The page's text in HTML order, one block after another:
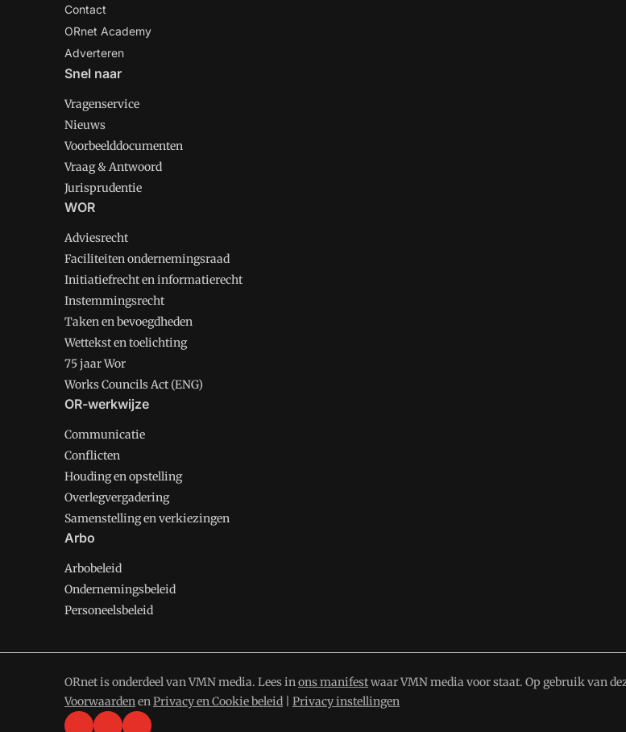
Contact
ORnet Academy
Adverteren
Snel naar
Vragenservice
Nieuws
Voorbeelddocumenten
Vraag & Antwoord
Jurisprudentie
WOR
Adviesrecht
Faciliteiten ondernemingsraad
Initiatiefrecht en informatierecht
Instemmingsrecht
Taken en bevoegdheden
Wettekst en toelichting
75 jaar Wor
Works Councils Act (ENG)
OR-werkwijze
Communicatie
Conflicten
Houding en opstelling
Overlegvergadering
Samenstelling en verkiezingen
Arbo
Arbobeleid
Ondernemingsbeleid
Personeelsbeleid
ORnet is onderdeel van VMN media. Lees inons manifestwaar VMN media voor staat. Op gebruik van
VoorwaardenenPrivacy en Cookie beleid Privacy instellingen